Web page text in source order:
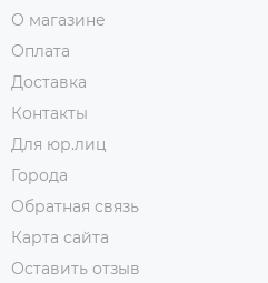
О магазине
Оплата
Доставка
Контакты
Для юр.лиц
Города
Обратная связь
Карта сайта
Оставить отзыв